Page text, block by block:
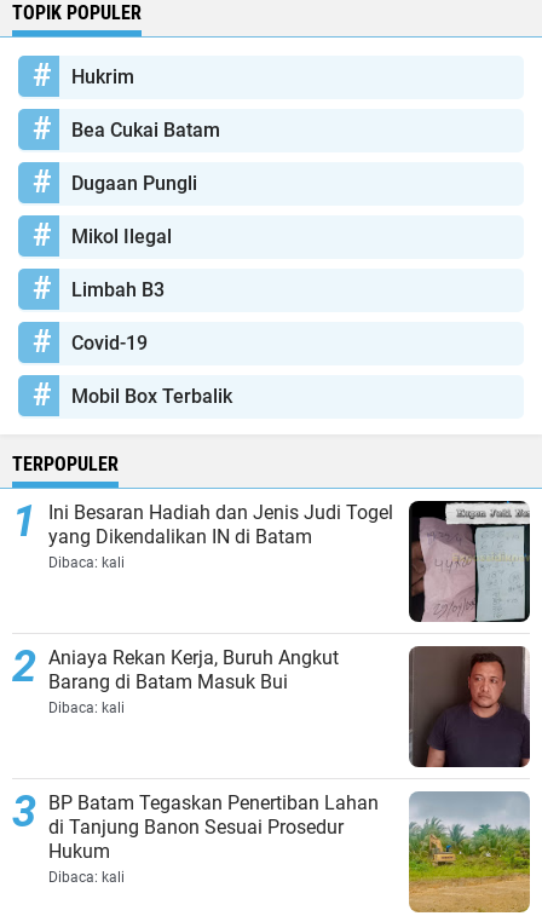
TOPIK POPULER
Hukrim
Bea Cukai Batam
Dugaan Pungli
Mikol Ilegal
Limbah B3
Covid-19
Mobil Box Terbalik
TERPOPULER
Ini Besaran Hadiah dan Jenis Judi Togel
yang Dikendalikan IN di Batam
Dibaca: kali
Aniaya Rekan Kerja, Buruh Angkut
Barang di Batam Masuk Bui
Dibaca: kali
BP Batam Tegaskan Penertiban Lahan
di Tanjung Banon Sesuai Prosedur
Hukum
Dibaca: kali